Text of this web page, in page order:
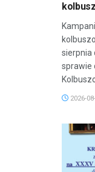
sierpnia
sprawie
2026-